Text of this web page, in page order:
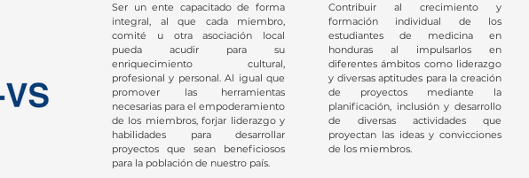
Ser un ente capacitado de forma
integral, al que cada miembro,
comité u otra asociación local
pueda acudir para su
enriquecimiento cultural,
profesional y personal. Al igual que
promover las herramientas
necesarias para el empoderamiento
de los miembros, forjar liderazgo y
habilidades para desarrollar
proyectos que sean beneficiosos
para la población de nuestro país.
Contribuir al crecimiento y
formación individual de los
estudiantes de medicina en
honduras al impulsarlos en
diferentes ámbitos como liderazgo
y diversas aptitudes para la creación
de proyectos mediante la
planificación, inclusión y desarrollo
de diversas actividades que
proyectan las ideas y convicciones
de los miembros.